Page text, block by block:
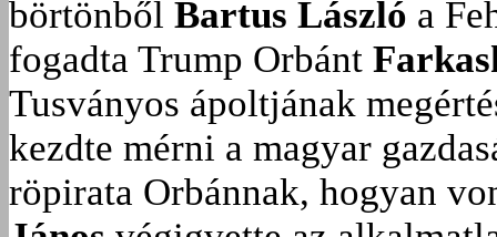
börtönből Bartus László a
fogadta Trump Orbánt
Tusványos ápoltjának
kezdte mérni a magyar
röpirata Orbánnak, hogyan